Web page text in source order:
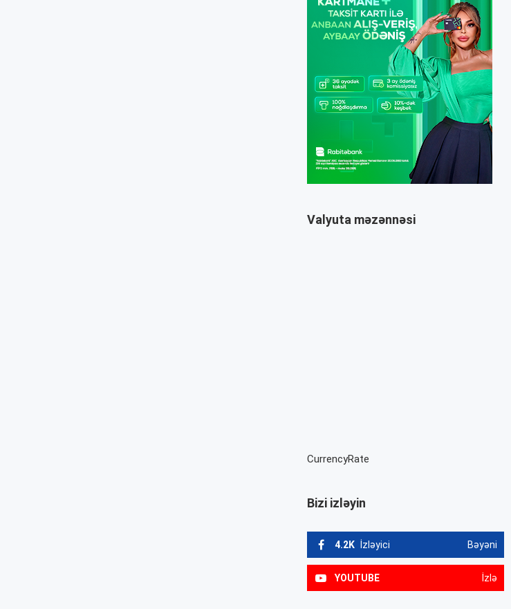
Valyuta məzənnəsi
CurrencyRate
Bizi izləyin
4.2K İzləyici Bəyəni
YOUTUBE İzlə